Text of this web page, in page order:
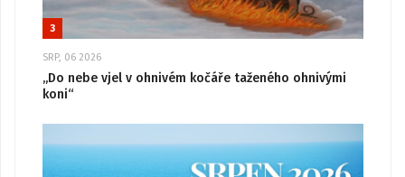
3
SRP, 06 2026
„Do nebe vjel v ohnivém kočáře taženého ohnivými
koni“